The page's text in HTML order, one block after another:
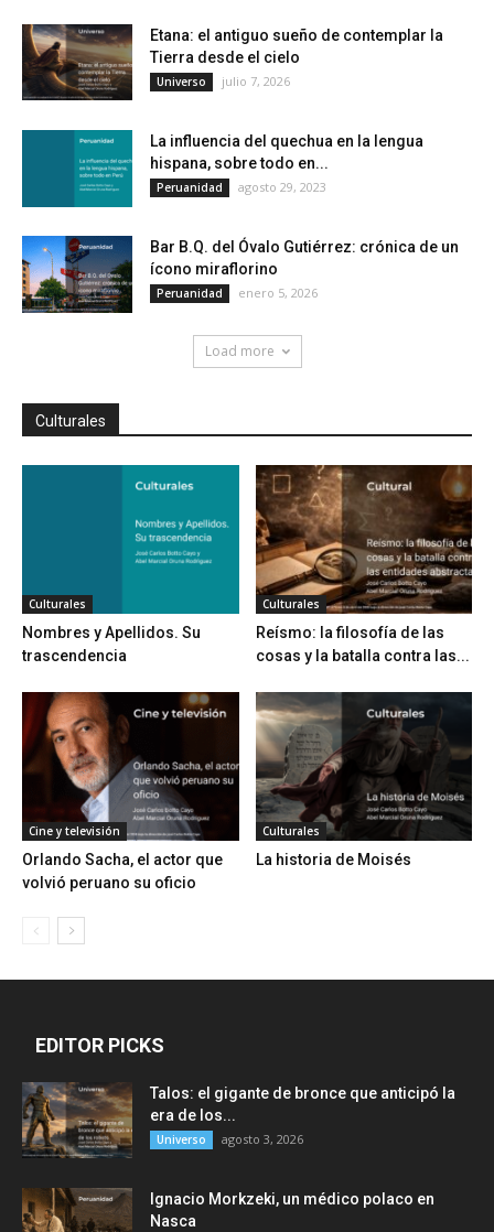
Etana: el antiguo sueño de contemplar la
Tierra desde el cielo
Universo julio 7, 2026
La influencia del quechua en la lengua
hispana, sobre todo en...
Peruanidad agosto 29, 2023
Bar B.Q. del Óvalo Gutiérrez: crónica de un
ícono miraflorino
Peruanidad enero 5, 2026
Load more
Culturales
Culturales
Nombres y Apellidos. Su
trascendencia
Culturales
Reísmo: la filosofía de las
cosas y la batalla contra las...
Cine y televisión
Orlando Sacha, el actor que
volvió peruano su oficio
Culturales
La historia de Moisés
EDITOR PICKS
Talos: el gigante de bronce que anticipó la
era de los...
Universo agosto 3, 2026
Ignacio Morkzeki, un médico polaco en
Nasca